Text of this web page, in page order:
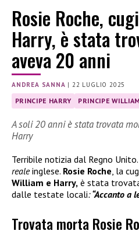
Rosie Roche,
Harry, è stata
aveva 20 anni
ANDREA SANNA | 22 LUGLIO 2025
PRINCIPE HARRY PRINCIPE WILLIAM
A soli 20 anni è stata trovata
Harry
Terribile notizia dal Regno
realeinglese. Rosie Roche , la
William e Harry, è stata
dalle testate locali:“Accanto a
Trovata morta Rosie